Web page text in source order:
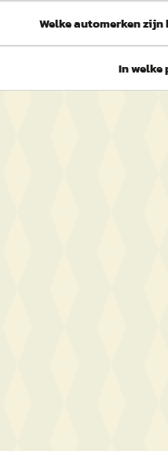
Welke automerken
In welke